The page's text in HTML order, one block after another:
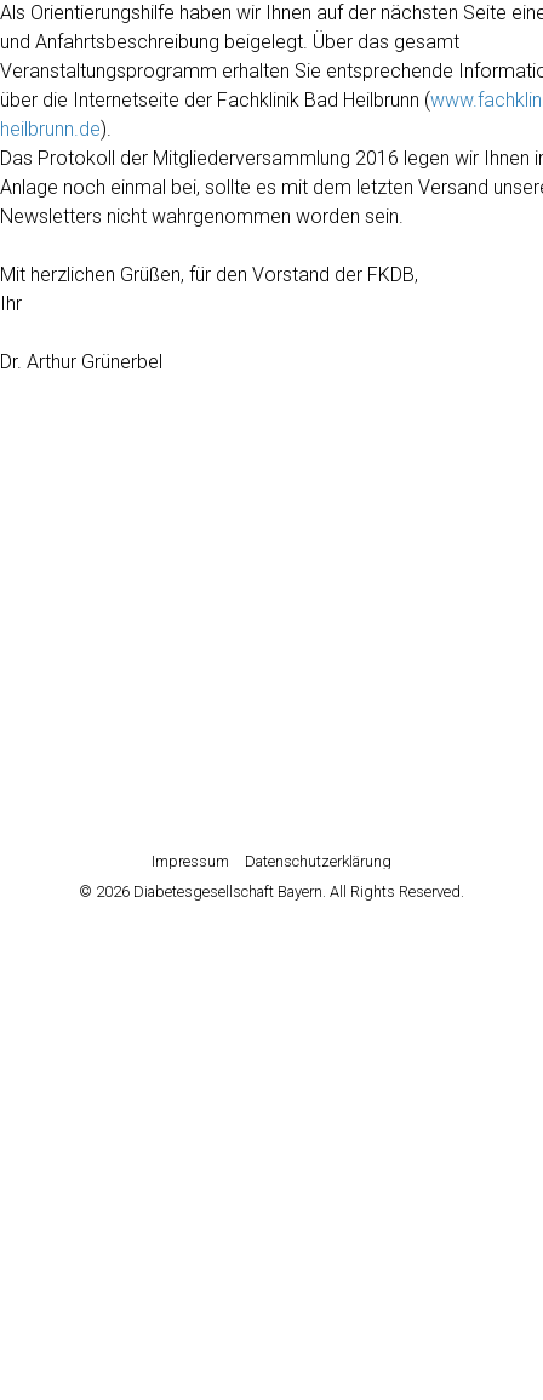
Als Orientierungshilfe haben wir Ihnen auf der nächsten Seite
und Anfahrtsbeschreibung beigelegt. Über das gesamt
Veranstaltungsprogramm erhalten Sie entsprechende
über die Internetseite der Fachklinik Bad Heilbrunn (
heilbrunn.de).
Das Protokoll der Mitgliederversammlung 2016 legen wir Ihnen
Anlage noch einmal bei, sollte es mit dem letzten Versand
Newsletters nicht wahrgenommen worden sein.
Mit herzlichen Grüßen, für den Vorstand der FKDB,
Ihr
Dr. Arthur Grünerbel
Impressum
Datenschutzerklärung
© 2026 Diabetesgesellschaft Bayern. All Rights Reserved.